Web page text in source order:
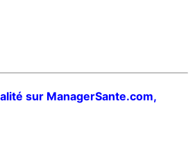
sur ManagerSante.com,